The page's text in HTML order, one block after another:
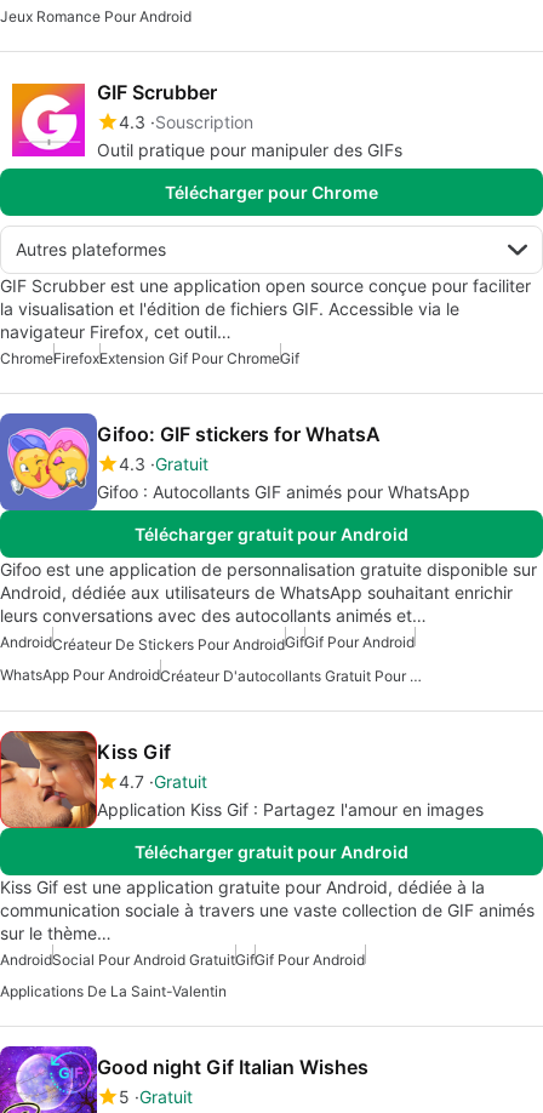
Jeux Romance Pour Android
GIF Scrubber
4.3 Souscription
Outil pratique pour manipuler des GIFs
Télécharger pour Chrome
Autres plateformes
GIF Scrubber est une application open source conçue pour faciliter
la visualisation et l'édition de fichiers GIF. Accessible via le
navigateur Firefox, cet outil…
ChromeFirefoxExtension Gif Pour ChromeGif
Gifoo: GIF stickers for WhatsA
4.3 Gratuit
Gifoo : Autocollants GIF animés pour WhatsApp
Télécharger gratuit pour Android
Gifoo est une application de personnalisation gratuite disponible sur
Android, dédiée aux utilisateurs de WhatsApp souhaitant enrichir
leurs conversations avec des autocollants animés et…
AndroidCréateur De Stickers Pour AndroidGifGif Pour Android
WhatsApp Pour Android
Créateur D'autocollants Gratuit Pour Android
Kiss Gif
4.7 Gratuit
Application Kiss Gif : Partagez l'amour en images
Télécharger gratuit pour Android
Kiss Gif est une application gratuite pour Android, dédiée à la
communication sociale à travers une vaste collection de GIF animés
sur le thème…
AndroidSocial Pour Android GratuitGifGif Pour Android
Applications De La Saint-Valentin
Good night Gif Italian Wishes
5 Gratuit